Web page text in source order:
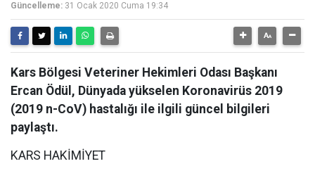
Güncelleme: 31 Ocak 2020 Cuma 19:34
Kars Bölgesi Veteriner Hekimleri Odası Başkanı
Ercan Ödül, Dünyada yükselen Koronavirüs 2019
(2019 n-CoV) hastalığı ile ilgili güncel bilgileri
paylaştı.
KARS HAKİMİYET